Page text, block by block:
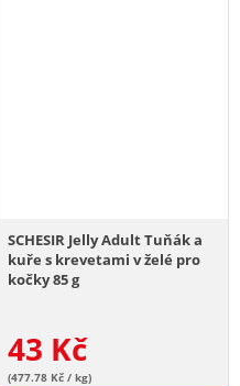
SCHESIR Jelly Adult Tuňák a
kuře s krevetami v želé pro
kočky 85 g
43 Kč
(477.78 Kč / kg)